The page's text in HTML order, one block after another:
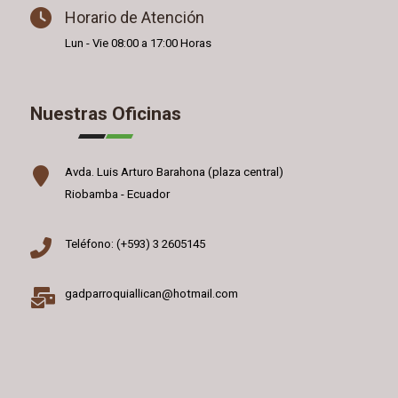
Horario de Atención
Lun - Vie 08:00 a 17:00 Horas
Nuestras Oficinas
Avda. Luis Arturo Barahona (plaza central)
Riobamba - Ecuador
Teléfono: (+593) 3 2605145
gadparroquiallican@hotmail.com